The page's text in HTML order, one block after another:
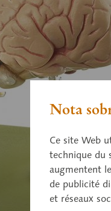
Nota
Ce site Web
technique du
augmentent
de publicité
et réseaux